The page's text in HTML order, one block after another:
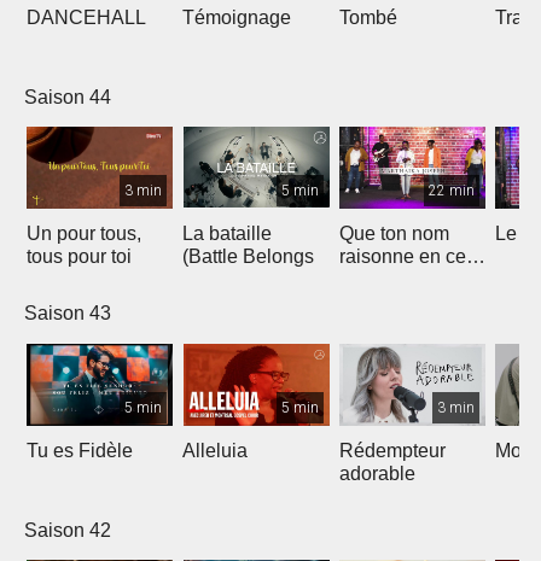
DANCEHALL Témoignage Tombé
Saison 44
3 min
Un pour tous,
tous pour toi
5 min
La bataille
(Battle Belongs
22 min
Que ton nom
raisonne en ce
Le
Saison 43
5 min
Tu es Fidèle
5 min
Alleluia
3 min
Rédempteur
adorable
Mon
Saison 42